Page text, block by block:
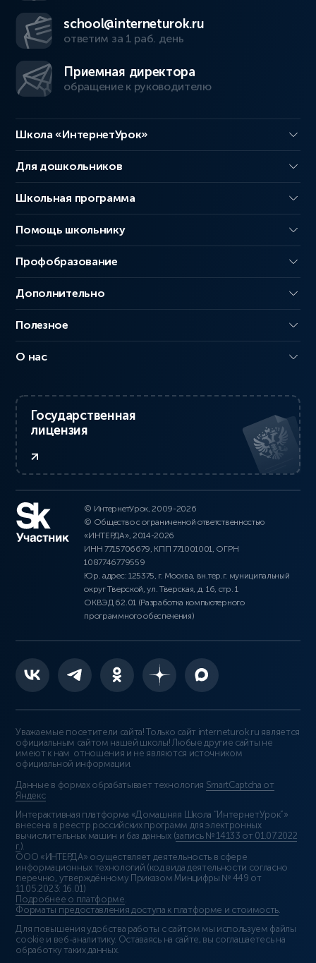
school@interneturok.ru
ответим за 1 раб. день
Приемная директора
обращение к руководителю
Школа «ИнтернетУрок»
Для дошкольников
Школьная программа
Помощь школьнику
Профобразование
Дополнительно
Полезное
О нас
Государственная
лицензия
© ИнтернетУрок, 2009-2026
© Общество с ограниченной ответственностью
«ИНТЕРДА», 2014-2026
ИНН 7715706679, КПП 771001001, ОГРН
1087746779559
Юр. адрес: 125375, г. Москва, вн.тер.г. муниципальный
округ Тверской, ул. Тверская, д. 16, стр. 1
ОКВЭД 62.01 (Разработка компьютерного
программного обеспечения)
Уважаемые посетители сайта! Только сайт interneturok.ru является
официальным сайтом нашей школы! Любые другие сайты не
имеют к нам отношения и не являются источником
официальной информации.
Данные в формах обрабатывает технология SmartCaptcha от
Яндекс
Интерактивная платформа «Домашняя Школа “ИнтернетУрок”»
внесена в реестр российских программ для электронных
вычислительных машин и баз данных (запись № 14133 от 01.07.2022
г.).
ООО «ИНТЕРДА» осуществляет деятельность в сфере
информационных технологий (код вида деятельности согласно
перечню, утверждённому Приказом Минцифры № 449 от
11.05.2023: 16.01)
Подробнее о платформе.
Форматы предоставления доступа к платформе и стоимость.
Для повышения удобства работы с сайтом мы используем файлы
cookie и веб-аналитику. Оставаясь на сайте, вы соглашаетесь на
обработку таких данных.